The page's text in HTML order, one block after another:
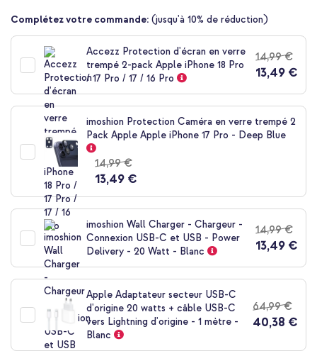
Complétez votre commande: (jusqu'à 10% de réduction)
Accezz Protection d'écran en verre
trempé 2-pack Apple iPhone 18 Pro
/ 17 Pro / 17 / 16 Pro
14,99 €
13,49 €
imoshion Protection Caméra en verre trempé 2
Pack Apple Apple iPhone 17 Pro - Deep Blue
14,99 €
13,49 €
imoshion Wall Charger - Chargeur -
Connexion USB-C et USB - Power
Delivery - 20 Watt - Blanc
14,99 €
13,49 €
Apple Adaptateur secteur USB-C
d'origine 20 watts + câble USB-C
vers Lightning d'origine - 1 mètre -
Blanc
64,99 €
40,38 €
10 % de réduction
41,98 €
Livraison gratuite 40,48 €
Livraison
gratuite
Guess Coque 4G Metal Logo Backcover Apple iPhone 17 Pro -
Gold Edge - Pink + Adaptateur secteur USB-C d'origine 20
watts + câble USB-C vers Lightning d'origine - 1 mètre - Blanc
26,99 €
Livraison gratuite
Acheter
gratuite